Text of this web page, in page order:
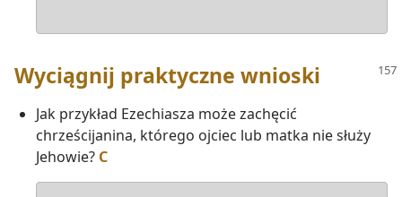
Wyciągnij praktyczne wnioski
Jak przykład Ezechiasza może zachęcić
chrześcijanina, którego ojciec lub matka nie służy
Jehowie? C